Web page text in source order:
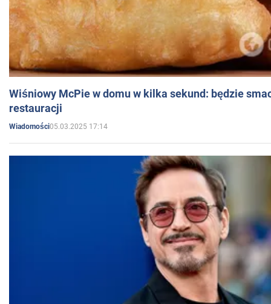
Wiśniowy McPie w domu w kilka sekund: będzie
restauracji
Wiadomości05.03.2025 17:14